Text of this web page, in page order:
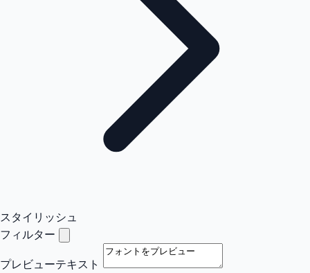
スタイリッシュ
フィルター
プレビューテキスト